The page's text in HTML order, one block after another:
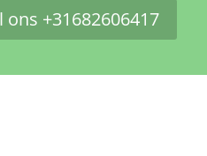
ons +31682606417